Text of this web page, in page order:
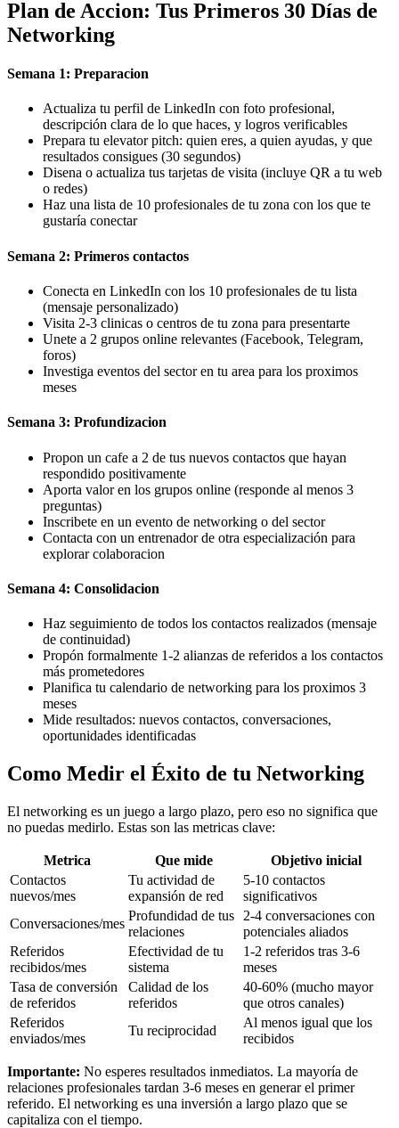
Plan de Accion: Tus Primeros 30 Días de
Networking
Semana 1: Preparacion
Actualiza tu perfil de LinkedIn con foto profesional,
descripción clara de lo que haces, y logros verificables
Prepara tu elevator pitch: quien eres, a quien ayudas, y que
resultados consigues (30 segundos)
Disena o actualiza tus tarjetas de visita (incluye QR a tu web
o redes)
Haz una lista de 10 profesionales de tu zona con los que te
gustaría conectar
Semana 2: Primeros contactos
Conecta en LinkedIn con los 10 profesionales de tu lista
(mensaje personalizado)
Visita 2-3 clinicas o centros de tu zona para presentarte
Unete a 2 grupos online relevantes (Facebook, Telegram,
foros)
Investiga eventos del sector en tu area para los proximos
meses
Semana 3: Profundizacion
Propon un cafe a 2 de tus nuevos contactos que hayan
respondido positivamente
Aporta valor en los grupos online (responde al menos 3
preguntas)
Inscribete en un evento de networking o del sector
Contacta con un entrenador de otra especialización para
explorar colaboracion
Semana 4: Consolidacion
Haz seguimiento de todos los contactos realizados (mensaje
de continuidad)
Propón formalmente 1-2 alianzas de referidos a los contactos
más prometedores
Planifica tu calendario de networking para los proximos 3
meses
Mide resultados: nuevos contactos, conversaciones,
oportunidades identificadas
Como Medir el Éxito de tu Networking
El networking es un juego a largo plazo, pero eso no significa que
no puedas medirlo. Estas son las metricas clave:
Metrica Que mide
Objetivo inicial
Contactos
nuevos/mes
Tu actividad de
expansión de red
5-10 contactos
significativos
Conversaciones/mes
Profundidad de tus
relaciones
2-4 conversaciones con
potenciales aliados
Referidos
recibidos/mes
Efectividad de tu
sistema
1-2 referidos tras 3-6
meses
Tasa de conversión
de referidos
Calidad de los
referidos
40-60% (mucho mayor
que otros canales)
Referidos
enviados/mes
Tu reciprocidad
Al menos igual que los
recibidos
Importante: No esperes resultados inmediatos. La mayoría de
relaciones profesionales tardan 3-6 meses en generar el primer
referido. El networking es una inversión a largo plazo que se
capitaliza con el tiempo.